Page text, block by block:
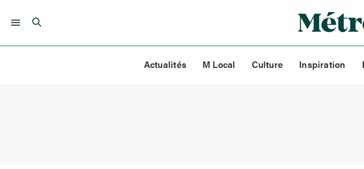
Skip
Actualités M Local Culture Inspiration